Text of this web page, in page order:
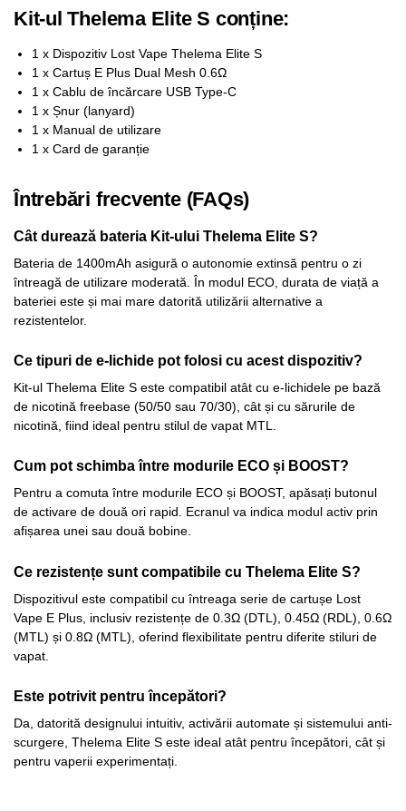
Kit-ul Thelema Elite S conține:
1 x Dispozitiv Lost Vape Thelema Elite S
1 x Cartuș E Plus Dual Mesh 0.6Ω
1 x Cablu de încărcare USB Type-C
1 x Șnur (lanyard)
1 x Manual de utilizare
1 x Card de garanție
Întrebări frecvente (FAQs)
Cât durează bateria Kit-ului Thelema Elite S?
Bateria de 1400mAh asigură o autonomie extinsă pentru o zi
întreagă de utilizare moderată. În modul ECO, durata de viață a
bateriei este și mai mare datorită utilizării alternative a
rezistentelor.
Ce tipuri de e-lichide pot folosi cu acest dispozitiv?
Kit-ul Thelema Elite S este compatibil atât cu e-lichidele pe bază
de nicotină freebase (50/50 sau 70/30), cât și cu sărurile de
nicotină, fiind ideal pentru stilul de vapat MTL.
Cum pot schimba între modurile ECO și BOOST?
Pentru a comuta între modurile ECO și BOOST, apăsați butonul
de activare de două ori rapid. Ecranul va indica modul activ prin
afișarea unei sau două bobine.
Ce rezistențe sunt compatibile cu Thelema Elite S?
Dispozitivul este compatibil cu întreaga serie de cartușe Lost
Vape E Plus, inclusiv rezistențe de 0.3Ω (DTL), 0.45Ω (RDL), 0.6Ω
(MTL) și 0.8Ω (MTL), oferind flexibilitate pentru diferite stiluri de
vapat.
Este potrivit pentru începători?
Da, datorită designului intuitiv, activării automate și sistemului anti-
scurgere, Thelema Elite S este ideal atât pentru începători, cât și
pentru vaperii experimentați.